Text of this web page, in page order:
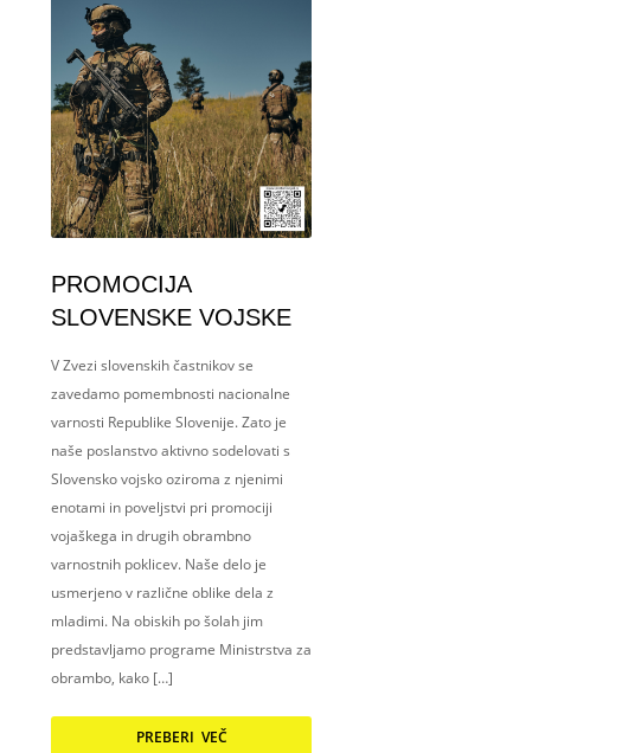
PROMOCIJA
SLOVENSKE VOJSKE
V Zvezi slovenskih častnikov se
zavedamo pomembnosti nacionalne
varnosti Republike Slovenije. Zato je
naše poslanstvo aktivno sodelovati s
Slovensko vojsko oziroma z njenimi
enotami in poveljstvi pri promociji
vojaškega in drugih obrambno
varnostnih poklicev. Naše delo je
usmerjeno v različne oblike dela z
mladimi. Na obiskih po šolah jim
predstavljamo programe Ministrstva za
obrambo, kako […]
PREBERI VEČ